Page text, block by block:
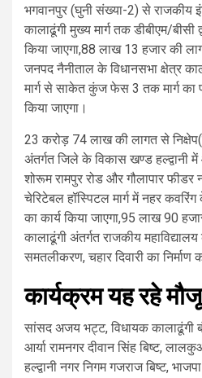
भगवानपुर (घुनी संख्या-2) से राजकीय
कालाढूंगी मुख्य मार्ग तक डीबीएम/बीसी
किया जाएगा,88 लाख 13 हजार की
जनपद नैनीताल के विधानसभा क्षेत्र
मार्ग से साकेत कुंज फेस 3 तक मार्ग का पी
किया जाएगा।
23 करोड़ 74 लाख की लागत से
अंतर्गत जिले के विकास खण्ड हल्द्वानी
शोरूम रामपुर रोड और गौलापार
चेरिटेबल हॉस्पिटल मार्ग में नहर
का कार्य किया जाएगा,95 लाख 90
कालाढूंगी अंतर्गत राजकीय
समतलीकरण, चहार दिवारी का निर्माण
कार्यक्रम यह रहे
सांसद अजय भट्ट, विधायक कालाढूंगी
आर्या रामनगर दीवान सिंह बिष्ट,
हल्द्वानी नगर निगम गजराज बिष्ट,